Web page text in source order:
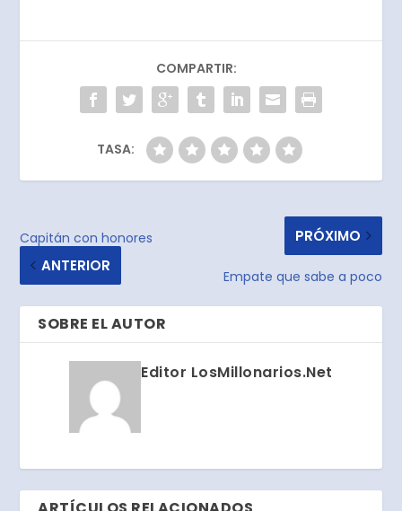
COMPARTIR:
TASA:
Capitán con honores
ANTERIOR
PRÓXIMO
Empate que sabe a poco
SOBRE EL AUTOR
Editor LosMillonarios.Net